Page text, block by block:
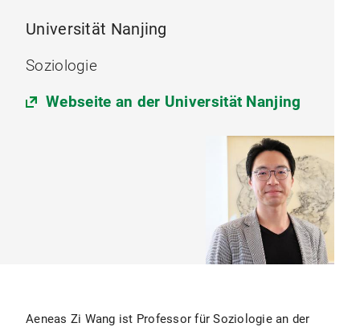
Universität Nanjing
Soziologie
Webseite an der Universität Nanjing
Aeneas Zi Wang ist Professor für Soziologie an der